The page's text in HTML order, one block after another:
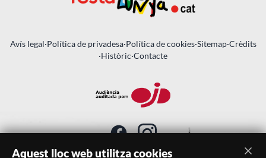
Avís legal·Política de privadesa·Política de cookies·Sitemap·Crèdits
·Històric·Contacte
Aquest lloc web utilitza cookies